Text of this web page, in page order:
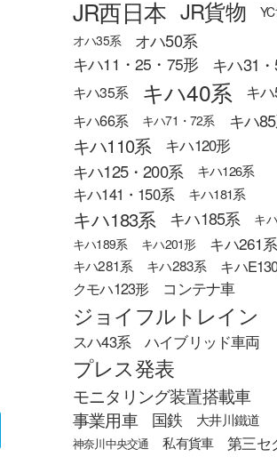
JR西日本 JR貨物
オハ35系
オハ50系
キハ11・25・75形 キハ31
キハ35系 キハ40系
キ
キハ66系
キハ71・72系 キハ
キハ110系 キハ120形
キハ125・200系 キハ126系
キハ141・150系 キハ181系
キハ183系 キハ185系
キ
キハ189系
キハ201形 キハ261系
キハ281系 キハ283系
キハ
クモハ123形
コンテナ車
ジョイフルトレイン
スハ43系 ハイブリッド車両
プレス発表
モニタリング装置搭載車
事業用車 国鉄 大井川鐵道
神奈川中央交通 私有貨車
第三セ